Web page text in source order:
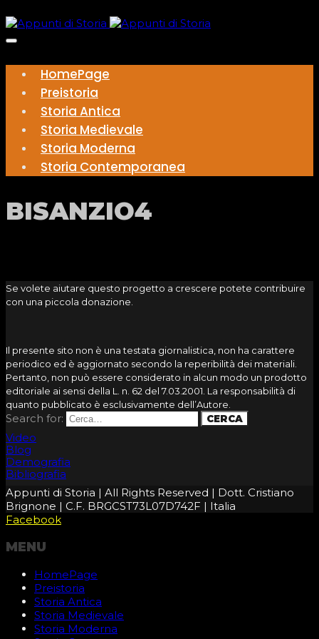
HomePage
Preistoria
Storia Antica
Storia Medievale
Storia Moderna
Storia Contemporanea
BISANZIO4
Se volete aiutare questo progetto a crescere potete contribuire
con una piccola donazione.
Il presente sito non è una testata giornalistica, non ha carattere
periodico ed è aggiornato secondo la reperibilità dei materiali.
Pertanto, non può essere considerato in alcun modo un prodotto
editoriale ai sensi della L. n. 62 del 7.03.2001. La responsabilità di
quanto pubblicato è esclusivamente dell’Autore.
Search for:
Video
Blog
Demografia
Bibliografia
Appunti di Storia | All Rights Reserved | Dott. Cristiano
Brignone | C.F. BRGCST73L07D742F | Italia
Facebook
MENU
HomePage
Preistoria
Storia Antica
Storia Medievale
Storia Moderna